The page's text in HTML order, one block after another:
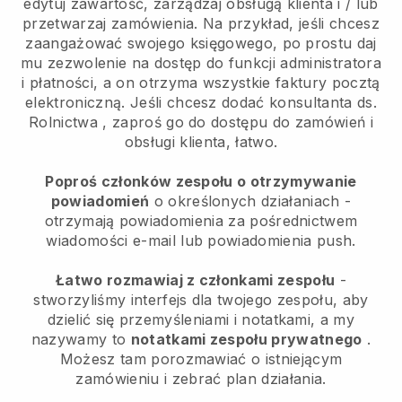
przetwarzaj zamówienia. Na przykład, jeśli chcesz
zaangażować swojego księgowego, po prostu daj
mu zezwolenie na dostęp do funkcji administratora
i płatności, a on otrzyma wszystkie faktury pocztą
elektroniczną. Jeśli chcesz dodać konsultanta ds.
Rolnictwa , zaproś go do dostępu do zamówień i
obsługi klienta, łatwo.
Poproś członków zespołu o otrzymywanie
powiadomień o określonych działaniach -
otrzymają powiadomienia za pośrednictwem
wiadomości e-mail lub powiadomienia push.
Łatwo rozmawiaj z członkami zespołu -
stworzyliśmy interfejs dla twojego zespołu, aby
dzielić się przemyśleniami i notatkami, a my
nazywamy to notatkami zespołu prywatnego .
Możesz tam porozmawiać o istniejącym
zamówieniu i zebrać plan działania.